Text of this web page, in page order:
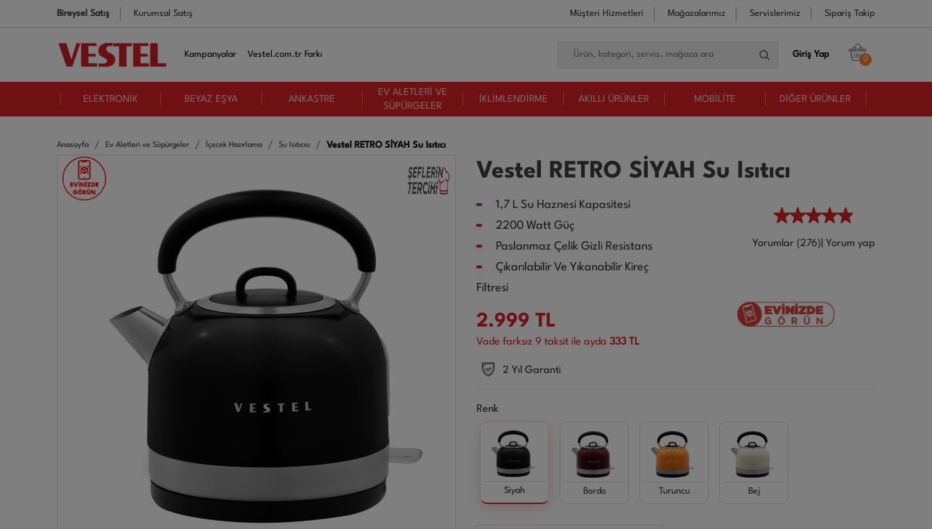
Bireysel Satış Kurumsal Satış Müşteri Hizmetleri Mağazalarımız Servislerimiz Sipariş Takip
Kampanyalar Vestel.com.tr Farkı Giriş Yap 0
ELEKTRONİK BEYAZ EŞYA ANKASTRE
EV ALETLERİ VE
SÜPÜRGELER
İKLİMLENDİRME AKILLI ÜRÜNLER MOBİLİTE DİĞER ÜRÜNLER
Anasayfa Ev Aletleri ve Süpürgeler İçecek Hazırlama Su Isıtıcısı Vestel RETRO SİYAH Su Isıtıcı
Vestel RETRO SİYAH Su Isıtıcı
1,7 L Su Haznesi Kapasitesi
2200 Watt Güç
Paslanmaz Çelik Gizli Resistans
Çıkarılabilir Ve Yıkanabilir Kireç
Filtresi
Yorumlar (276) Yorum yap
2.999 TL
Vade farksız 9 taksit ile ayda 333 TL
2 Yıl Garanti
Renk
Siyah Bordo Turuncu Bej